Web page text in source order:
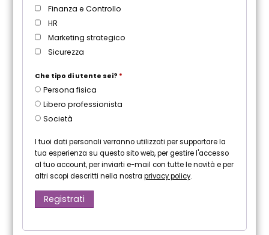
Finanza e Controllo
HR
Marketing strategico
Sicurezza
Che tipo di utente sei? *
Persona fisica
Libero professionista
Società
I tuoi dati personali verranno utilizzati per supportare la
tua esperienza su questo sito web, per gestire l'accesso
al tuo account, per inviarti e-mail con tutte le novità e per
altri scopi descritti nella nostra privacy policy.
Registrati